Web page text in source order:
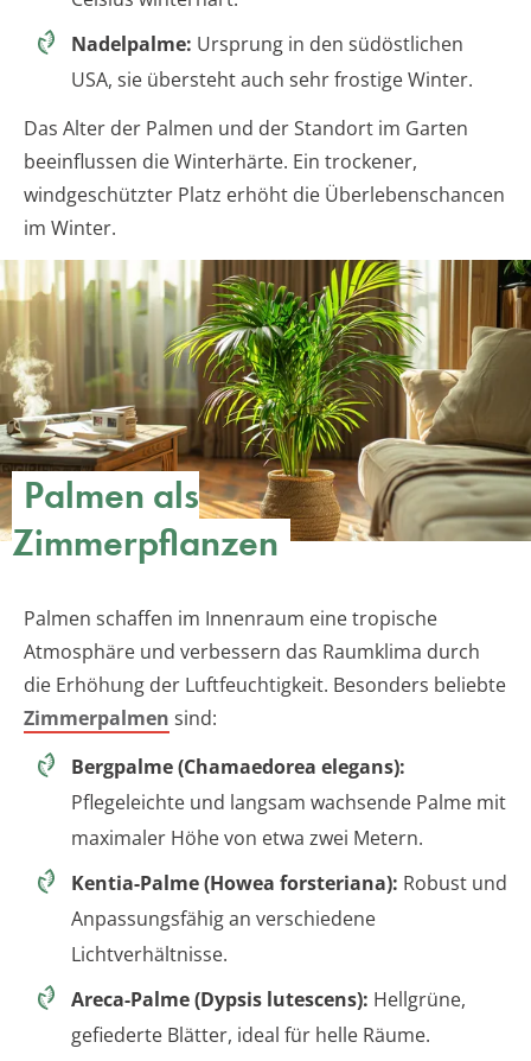
Nadelpalme: Ursprung in den südöstlichen
USA, sie übersteht auch sehr frostige Winter.
Das Alter der Palmen und der Standort im Garten
beeinflussen die Winterhärte. Ein trockener,
windgeschützter Platz erhöht die Überlebenschancen
im Winter.
Palmen als
Zimmerpflanzen
Palmen schaffen im Innenraum eine tropische
Atmosphäre und verbessern das Raumklima durch
die Erhöhung der Luftfeuchtigkeit. Besonders beliebte
Zimmerpalmen sind:
Bergpalme (Chamaedorea elegans):
Pflegeleichte und langsam wachsende Palme mit
maximaler Höhe von etwa zwei Metern.
Kentia-Palme (Howea forsteriana): Robust und
Anpassungsfähig an verschiedene
Lichtverhältnisse.
Areca-Palme (Dypsis lutescens): Hellgrüne,
gefiederte Blätter, ideal für helle Räume.